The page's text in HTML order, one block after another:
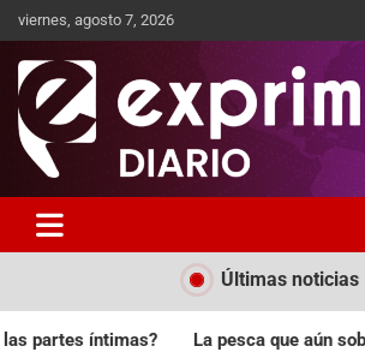
viernes, agosto 7, 2026
Exprimidor media
Últimas noticias
que aún sobrevive en el Malecón de